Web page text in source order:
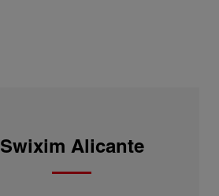
Swixim Alicante